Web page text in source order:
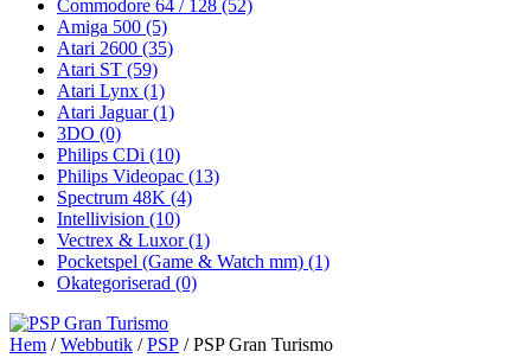
Commodore 64 / 128 (52)
Amiga 500 (5)
Atari 2600 (35)
Atari ST (59)
Atari Lynx (1)
Atari Jaguar(1)
3DO (0)
Philips CDi (10)
Philips Videopac (13)
Spectrum 48K (4)
Intellivision (10)
Vectrex & Luxor(1)
Pocketspel (Game & Watch mm) (1)
Okategoriserad (0)
Hem /Webbutik /PSP / PSP Gran Turismo